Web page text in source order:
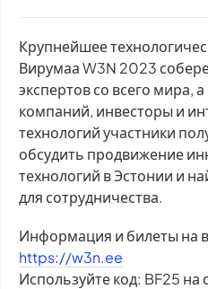
Крупнейшее
Вирумаа W3N 2023
экспертов со всего мира,
компаний, инвесторы и
технологий участники
обсудить продвижение
технологий в Эстонии и
для сотрудничества.
Информация и билеты на
https://w3n.ee
Используйте код: BF25